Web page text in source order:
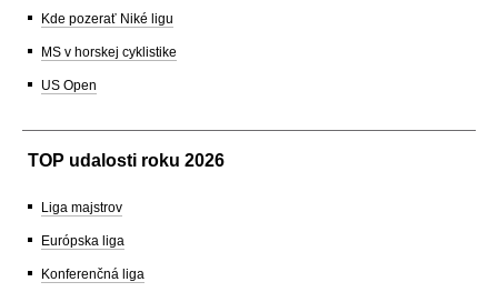
Kde pozerať Niké ligu
MS v horskej cyklistike
US Open
TOP udalosti roku 2026
Liga majstrov
Európska liga
Konferenčná liga